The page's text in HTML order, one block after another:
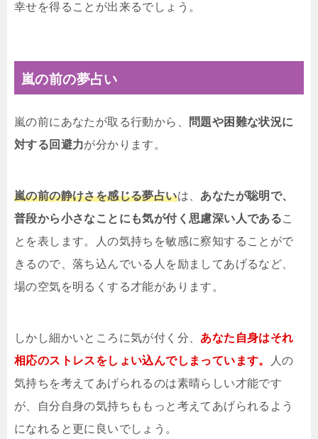
幸せを得ることが出来るでしょう。
嵐の前の夢占い
嵐の前にあなたが取る行動から、
問題や困難な状況に
対する回避力が分かります。
嵐の前の静けさを感じる夢占いは、 あなたが聡明で、
普段から小さなことにも気が付く思慮深い人であるこ
とを表します。人の気持ちを敏感に察知することがで
きるので、落ち込んでいる人を励ましてあげるなど、
場の空気を明るくする才能があります。
しかし細かいところに気が付く分、 あなた自身はそれ
相応のストレスをしょい込んでしまっています。
人の
気持ちを考えてあげられるのは素晴らしい才能です
が、自分自身の気持ちももっと考えてあげられるよう
になれると更に良いでしょう。